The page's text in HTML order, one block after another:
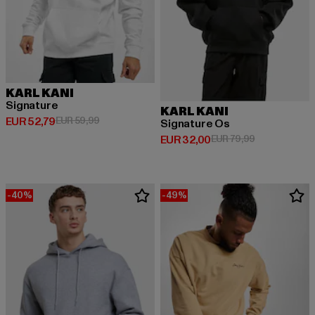
KARL KANI
Signature
EUR 52,79
Huidige prijs: EUR 52,79
EUR 59,99Actieprijs: EUR 59,99
KARL KANI
Signature Os
EUR 32,00
Huidige prijs: EUR 32,00
EUR 79,99Actieprijs:
-40% -49%